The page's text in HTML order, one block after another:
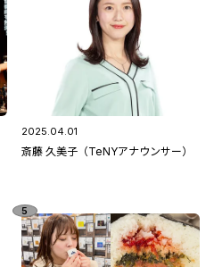
2025.04.01
斎藤 久美子（TeNYアナウンサー）